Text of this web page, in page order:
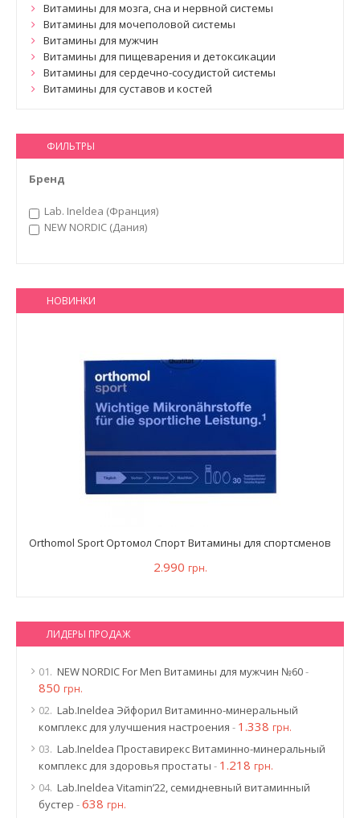
Витамины для мозга, сна и нервной системы
Витамины для мочеполовой системы
Витамины для мужчин
Витамины для пищеварения и детоксикации
Витамины для сердечно-сосудистой системы
Витамины для суставов и костей
ФИЛЬТРЫ
Бренд
Lab. Ineldea (Франция)
NEW NORDIC (Дания)
НОВИНКИ
Orthomol Sport Ортомол Спорт Витамины для спортсменов
2.990 грн.
ЛИДЕРЫ ПРОДАЖ
01. NEW NORDIC For Men Витамины для мужчин №60-
850 грн.
02. Lab.Ineldea Эйфорил Витаминно-минеральный
комплекс для улучшения настроения - 1.338 грн.
03. Lab.Ineldea Проставирекс Витаминно-минеральный
комплекс для здоровья простаты - 1.218 грн.
04. Lab.Ineldea Vitamin’22, семидневный витаминный
бустер -638 грн.